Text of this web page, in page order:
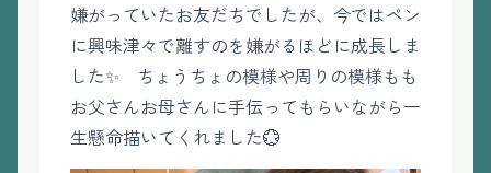
嫌がっていたお友だちでしたが、今ではペン
に興味津々で離すのを嫌がるほどに成長しま
した✨ ちょうちょの模様や周りの模様もも
お父さんお母さんに手伝ってもらいながら一
生懸命描いてくれました💮